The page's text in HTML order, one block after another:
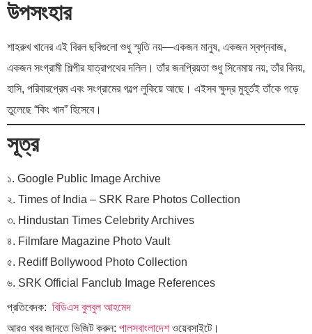
উপসংহার
শাহরুখ খানের এই বিরল ছবিগুলো শুধু স্মৃতি নয়—একজন মানুষ, একজন স্বপ্নবাজ,
একজন সংগ্রামী শিল্পীর যাত্রাপথের দলিল। তাঁর জনপ্রিয়তা শুধু সিনেমায় নয়, তাঁর বিনয়,
হাসি, পরিবারপ্রেম এবং সংগ্রামের গল্পে লুকিয়ে আছে। এইসব ক্ষুদ্র মুহূর্তই তাঁকে গড়ে
তুলেছে “কিং খান” হিসেবে।
সূত্র
১. Google Public Image Archive
২. Times of India – SRK Rare Photos Collection
৩. Hindustan Times Celebrity Archives
৪. Filmfare Magazine Photo Vault
৫. Rediff Bollywood Photo Collection
৬. SRK Official Fanclub Image References
প্রতিবেদক: বিডিএস বুলবুল আহমেদ
আরও খবর জানতে ভিজিট করুন: পালসবাংলাদেশওয়েবসাইটে।